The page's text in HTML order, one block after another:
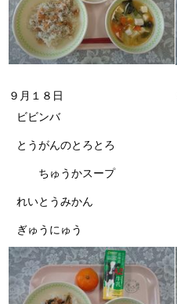
９月１８日
ビビンバ
とうがんのとろとろ
ちゅうかスープ
れいとうみかん
ぎゅうにゅう